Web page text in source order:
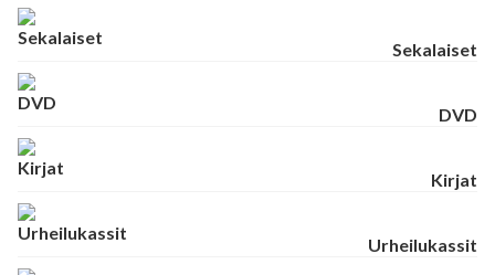
Sekalaiset
DVD
Kirjat
Urheilukassit